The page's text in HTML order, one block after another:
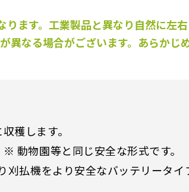
ます。工業製品と異なり自然に左右
異なる場合がございます。あらかじ
穫します。
動物園等と同じ安全な形式です。
払機をより安全なバッテリータイ